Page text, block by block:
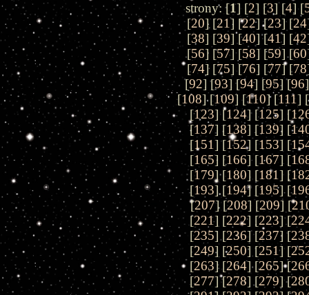
strony: [1] [2] [3] [4] [
[20] [21] [22] [23] [24
[38] [39] [40] [41] [42
[56] [57] [58] [59] [60
[74] [75] [76] [77] [78
[92] [93] [94] [95] [96
[108] [109] [110] [111] [
[123] [124] [125] [
[137] [138] [139] [
[151] [152] [153] [
[165] [166] [167] [
[179] [180] [181] [
[193] [194] [195] [
[207] [208] [209] [
[221] [222] [223] [
[235] [236] [237] [
[249] [250] [251] [
[263] [264] [265] [
[277] [278] [279] [